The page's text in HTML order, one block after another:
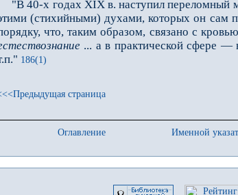
"В 40-х годах XIX в. наступил переломный
(стихийными) духами, которых он сам
что, таким образом, связано с
... а в практической сфере
186(1)
страница
Оглавление Именной